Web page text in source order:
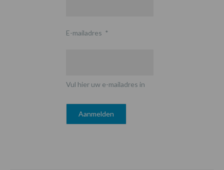
E-mailadres *
Vul hier uw e-mailadres in